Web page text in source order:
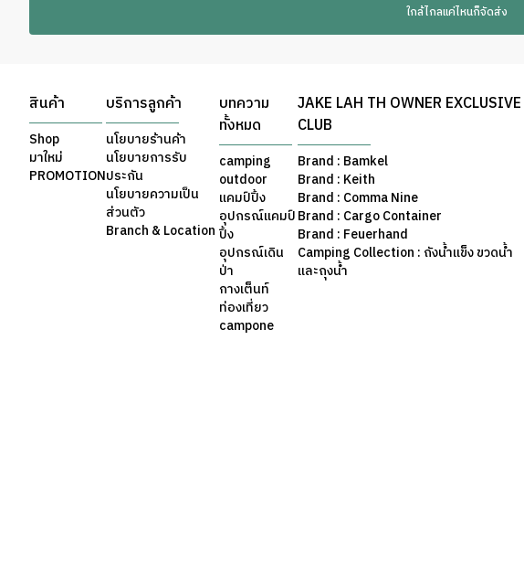
ใกล้ไกลแค่ไหนก็จัดส่ง
สินค้า
Shop
มาใหม่
PROMOTION
บริการลูกค้า
นโยบายร้านค้า
นโยบายการรับ
ประกัน
นโยบายความเป็น
ส่วนตัว
Branch & Location
บทความ
ทั้งหมด
camping
outdoor
แคมป์ปิ้ง
อุปกรณ์แคมป์
ปิ้ง
อุปกรณ์เดิน
ป่า
กางเต็นท์
ท่องเที่ยว
campone
JAKE LAH TH OWNER EXCLUSIVE
CLUB
Brand : Bamkel
Brand : Keith
Brand : Comma Nine
Brand : Cargo Container
Brand : Feuerhand
Camping Collection : ถังน้ำแข็ง ขวดน้ำ
และถุงน้ำ